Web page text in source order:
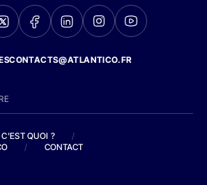
QUOI ?
/
/ CONTACT